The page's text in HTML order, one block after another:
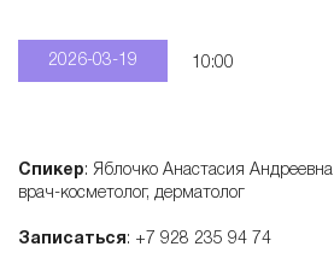
2026-03-19 10:00
Спикер: Яблочко Анастасия Андреевна
врач-косметолог, дерматолог
Записаться: +7 928 235 94 74